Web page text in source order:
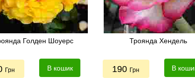
Голден Шоуерс
Грн В кошик
Троянда Хендель
190 Грн В